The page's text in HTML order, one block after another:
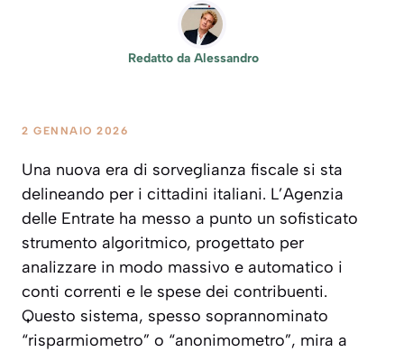
Redatto da Alessandro
2 GENNAIO 2026
Una nuova era di sorveglianza fiscale si sta
delineando per i cittadini italiani. L’Agenzia
delle Entrate ha messo a punto un sofisticato
strumento algoritmico, progettato per
analizzare in modo massivo e automatico i
conti correnti e le spese dei contribuenti.
Questo sistema, spesso soprannominato
“risparmiometro” o “anonimometro”, mira a